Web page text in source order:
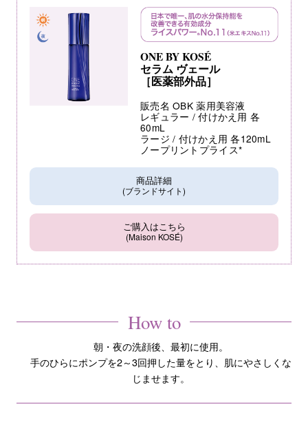
ONE BY KOSÉ
セラム ヴェール
［医薬部外品］
販売名 OBK 薬用美容液
レギュラー / 付けかえ用 各
60mL
ラージ / 付けかえ用 各120mL
ノープリントプライス*
商品詳細
(ブランドサイト)
ご購入はこちら
(Maison KOSÉ)
How to
朝・夜の洗顔後、最初に使用。
手のひらにポンプを2～3回押した量をとり、肌にやさしくな
じませます。